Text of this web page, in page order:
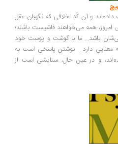
و آن کُدِ اخلاقی که نگهبان عقل
امروز، همه می‌خواهند فاشیست باشند؛
باشد... ما با گوشت و پوست خود
دارد... نوشتن پاسخی است به
و در عین حال، ستایشی است از